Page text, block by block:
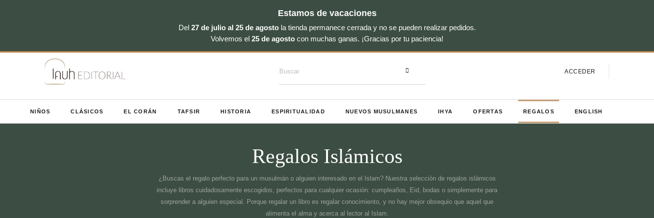
Estamos de vacaciones
Del 27 de julio al 25 de agostola tienda permanece cerrada y no se pueden realizar pedidos.
Volvemos el 25 de agosto con muchas ganas. ¡Gracias por tu paciencia!
Buscar
ACCEDER
NIÑOS CLÁSICOS EL CORÁN TAFSIR HISTORIA ESPIRITUALIDAD NUEVOS MUSULMANES IHYA OFERTAS REGALOS ENGLISH
Regalos Islámicos
¿Buscas el regalo perfecto para un musulmán o alguien interesado en el Islam? Nuestra selección de regalos islámicos
incluye libros cuidadosamente escogidos, perfectos para cualquier ocasión: cumpleaños, Eid, bodas o simplemente para
sorprender a alguien especial. Porque regalar un libro es regalar conocimiento, y no hay mejor obsequio que aquel que
alimenta el alma y acerca al lector al Islam.